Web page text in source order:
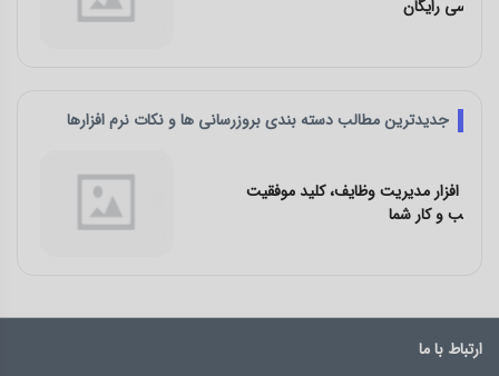
جدیدترین مطالب دسته بندی بروزرسانی ها و نکات نرم افزارها
ارزیابی عملکرد کارکنان، روش ها، مزایا و نتایج
ارتباط با ما